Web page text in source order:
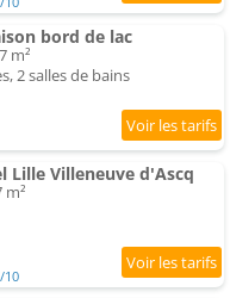
bord de lac
m²
2 salles de bains
Lille Villeneuve d'Ascq
m²
/10